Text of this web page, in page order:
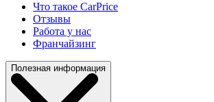
Что такое CarPrice
Отзывы
Работа у нас
Франчайзинг
Полезная информация